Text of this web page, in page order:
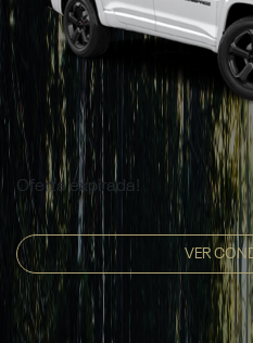
Oferta expirada!
VER